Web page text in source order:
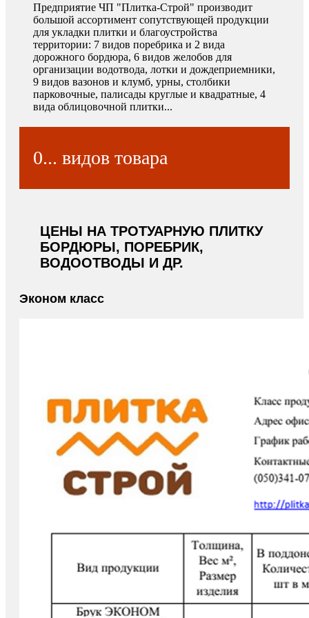
Предприятие ЧП "Плитка-Строй" производит
большой ассортимент сопутствующей продукции
для укладки плитки и благоустройства
территории: 7 видов поребрика и 2 вида
дорожного бордюра, 6 видов желобов для
организации водотвода, лотки и дождеприемники,
9 видов вазонов и клумб, урны, столбики
парковочные, палисады круглые и квадратные, 4
вида облицовочной плитки...
0
ЦЕНЫ НА ТРОТУАРНУЮ ПЛИТКУ
БОРДЮРЫ, ПОРЕБРИК,
ВОДООТВОДЫ И ДР.
Эконом класс